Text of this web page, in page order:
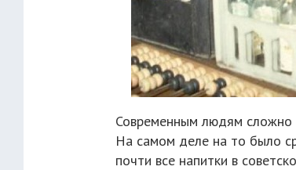
Современным людям сложно
На самом деле на то было
почти все напитки в